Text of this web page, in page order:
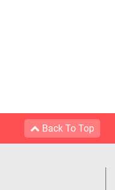
Back To Top